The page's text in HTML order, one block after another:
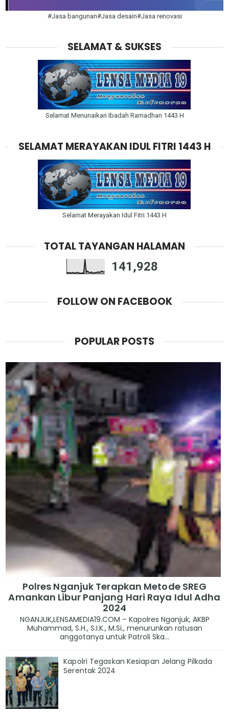
#Jasa bangunan#Jasa desain#Jasa renovasi
SELAMAT & SUKSES
Selamat Menunaikan Ibadah Ramadhan 1443 H
SELAMAT MERAYAKAN IDUL FITRI 1443 H
Selamat Merayakan Idul Fitri 1443 H
TOTAL TAYANGAN HALAMAN
141,928
FOLLOW ON FACEBOOK
POPULAR POSTS
Polres Nganjuk Terapkan Metode SREG
Amankan Libur Panjang Hari Raya Idul Adha
2024
NGANJUK,LENSAMEDIA19.COM – Kapolres Nganjuk, AKBP
Muhammad, S.H., S.I.K., M.Si., menurunkan ratusan
anggotanya untuk Patroli Ska...
Kapolri Tegaskan Kesiapan Jelang Pilkada
Serentak 2024